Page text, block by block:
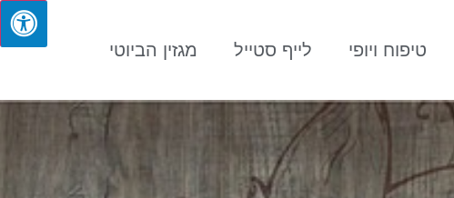
טיפוח ויופי לייף סטייל מגזין הביוטי